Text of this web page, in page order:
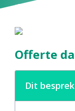
Offerte
Dit